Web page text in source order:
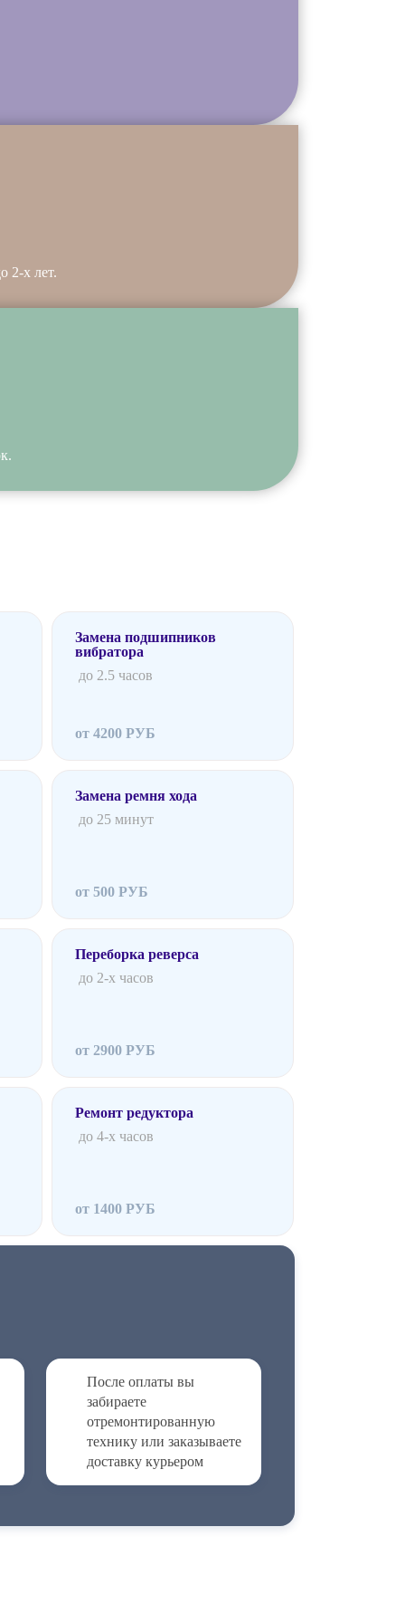
2-х лет.
Замена подшипников
вибратора
до 2.5 часов
от 4200 РУБ
Замена ремня хода
до 25 минут
от 500 РУБ
Переборка реверса
до 2-х часов
от 2900 РУБ
Ремонт редуктора
до 4-х часов
от 1400 РУБ
После оплаты вы
забираете
отремонтированную
технику или заказываете
доставку курьером